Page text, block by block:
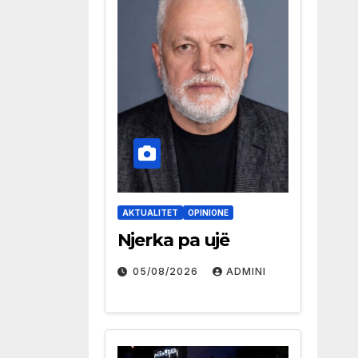
AKTUALITET OPINIONE
Njerka pa ujë
05/08/2026 ADMINI